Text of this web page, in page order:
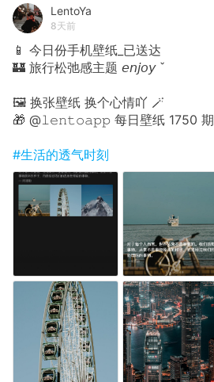
LentoYa
8天前
📱 今日份手机壁纸_已送达
🏰 旅行松弛感主题 𝘦𝘯𝘫𝘰𝘺 ˇ
🖼 换张壁纸 换个心情吖 🪄
🎁 @𝚕𝚎𝚗𝚝𝚘𝚊𝚙𝚙 每日壁纸 1750 期
#生活的透气时刻